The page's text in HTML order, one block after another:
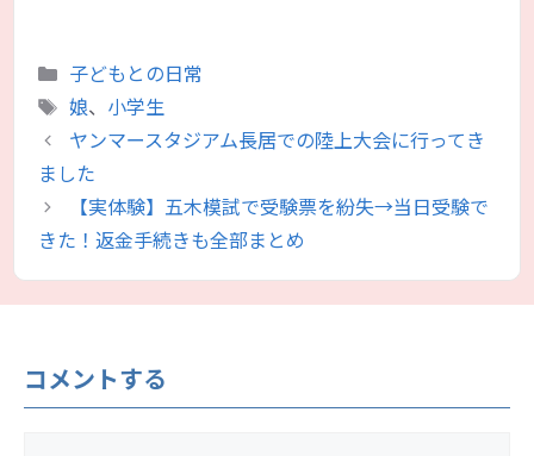
カ
テ
ゴ
リ
ー
子どもとの日常
タ
グ
娘、 小学生
ヤンマースタジアム長居での陸上大会に行ってき
ました
【実体験】五木模試で受験票を紛失→当日受験で
きた！返金手続きも全部まとめ
コメントする